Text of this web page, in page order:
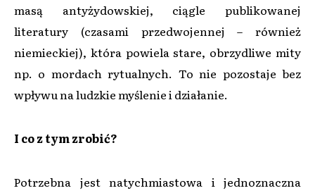
masą antyżydowskiej, ciągle publikowanej
literatury (czasami przedwojennej – również
niemieckiej), która powiela stare, obrzydliwe mity
np. o mordach rytualnych. To nie pozostaje bez
wpływu na ludzkie myślenie i działanie.
I co z tym zrobić?
Potrzebna jest natychmiastowa i jednoznaczna